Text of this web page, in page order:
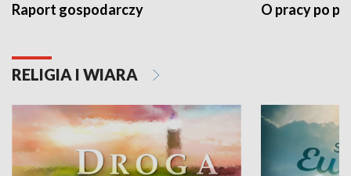
Raport gospodarczy O pracy po
RELIGIA I WIARA